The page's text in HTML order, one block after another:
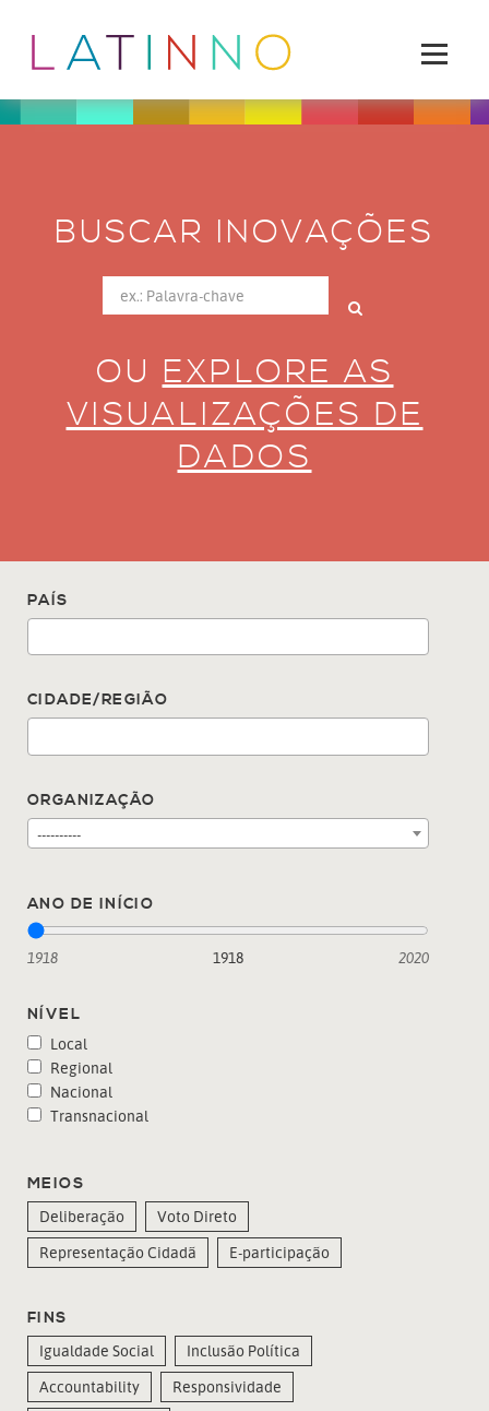
BUSCAR INOVAÇÕES
OU EXPLORE AS
VISUALIZAÇÕES DE
DADOS
PAÍS
CIDADE/REGIÃO
ORGANIZAÇÃO
----------
ANO DE INÍCIO
1918 2020
1918
NÍVEL
Local
Regional
Nacional
Transnacional
MEIOS
Deliberação
Voto Direto
Representação Cidadã
E-participação
FINS
Igualdade Social
Inclusão Política
Accountability
Responsividade